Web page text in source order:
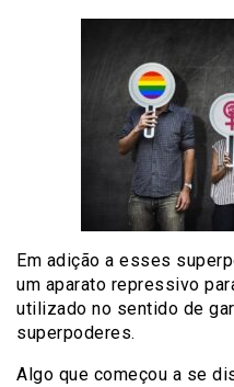
Em adição a esses
um aparato repressivo
utilizado no sentido de
superpoderes.
Algo que começou a se